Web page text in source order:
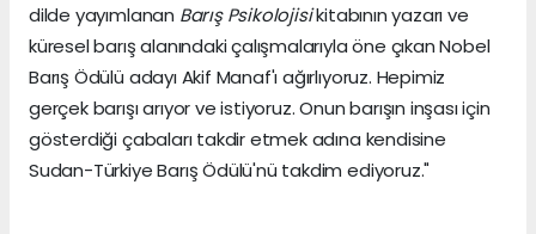
dilde yayımlanan Barış Psikolojisikitabının yazarı ve
küresel barış alanındaki çalışmalarıyla öne çıkan Nobel
Barış Ödülü adayı Akif Manaf'ı ağırlıyoruz. Hepimiz
gerçek barışı arıyor ve istiyoruz. Onun barışın inşası için
gösterdiği çabaları takdir etmek adına kendisine
Sudan-Türkiye Barış Ödülü'nü takdim ediyoruz."